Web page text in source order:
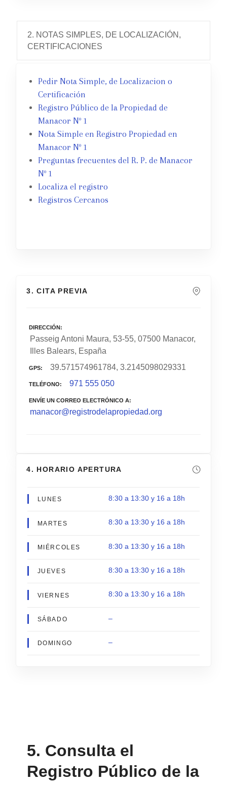
2. NOTAS SIMPLES, DE LOCALIZACIÓN,
CERTIFICACIONES
Pedir Nota Simple, de Localizacion o
Certificación
Registro Público de la Propiedad de
Manacor Nº 1
Nota Simple en Registro Propiedad en
Manacor Nº 1
Preguntas frecuentes del R. P. de Manacor
Nº 1
Localiza el registro
Registros Cercanos
3. CITA PREVIA
DIRECCIÓN
Passeig Antoni Maura, 53-55, 07500 Manacor,
Illes Balears, España
GPS 39.571574961784, 3.2145098029331
TELÉFONO 971 555 050
ENVÍE UN CORREO ELECTRÓNICO A
manacor@registrodelapropiedad.org
4. HORARIO APERTURA
LUNES 8:30 a 13:30 y 16 a 18h
MARTES 8:30 a 13:30 y 16 a 18h
MIÉRCOLES 8:30 a 13:30 y 16 a 18h
JUEVES 8:30 a 13:30 y 16 a 18h
VIERNES 8:30 a 13:30 y 16 a 18h
SÁBADO –
DOMINGO –
5. Consulta el
Registro Público de la